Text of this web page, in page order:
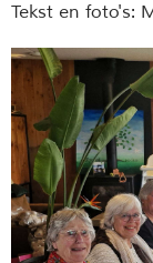
Tekst en foto's: